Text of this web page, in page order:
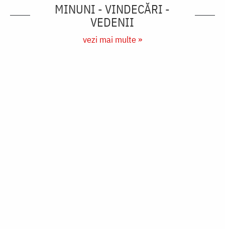
MINUNI - VINDECĂRI -
VEDENII
vezi mai multe »